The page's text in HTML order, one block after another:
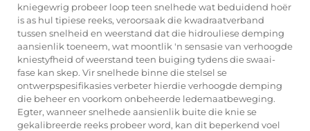
kniegewrig probeer loop teen snelhede wat beduidend hoër
is as hul tipiese reeks, veroorsaak die kwadraatverband
tussen snelheid en weerstand dat die hidrouliese demping
aansienlik toeneem, wat moontlik 'n sensasie van verhoogde
kniestyfheid of weerstand teen buiging tydens die swaai-
fase kan skep. Vir snelhede binne die stelsel se
ontwerpspesifikasies verbeter hierdie verhoogde demping
die beheer en voorkom onbeheerde ledemaatbeweging.
Egter, wanneer snelhede aansienlik buite die knie se
gekalibreerde reeks probeer word, kan dit beperkend voel